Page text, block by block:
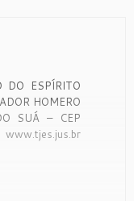
DO ESPÍRITO
HOMERO
SUÁ – CEP